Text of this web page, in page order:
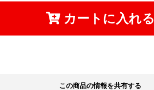
カートに入れる
この商品の情報を共有する